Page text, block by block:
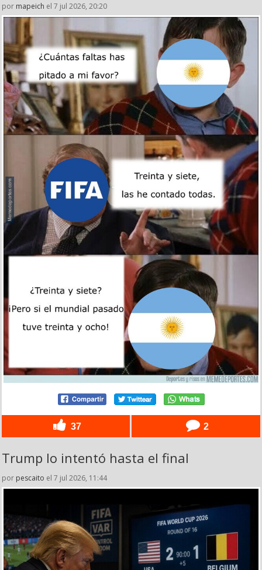
por mapeich el 7 jul 2026, 20:20
37 2
Trump lo intentó hasta el final
por pescaito el 7 jul 2026, 11:44